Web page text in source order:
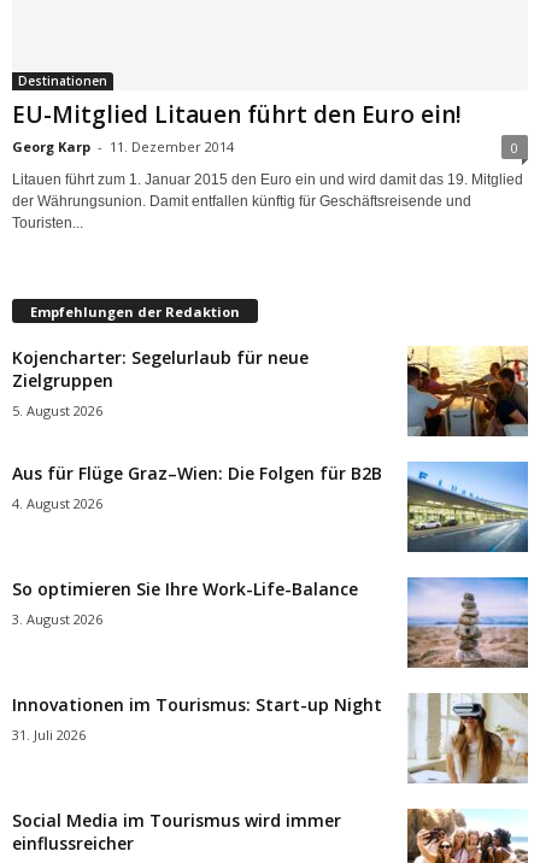
Destinationen
EU-Mitglied Litauen führt den Euro ein!
Georg Karp - 11. Dezember 2014 0
Litauen führt zum 1. Januar 2015 den Euro ein und wird damit das 19. Mitglied
der Währungsunion. Damit entfallen künftig für Geschäftsreisende und
Touristen...
Empfehlungen der Redaktion
Kojencharter: Segelurlaub für neue
Zielgruppen
5. August 2026
Aus für Flüge Graz–Wien: Die Folgen für B2B
4. August 2026
So optimieren Sie Ihre Work-Life-Balance
3. August 2026
Innovationen im Tourismus: Start-up Night
31. Juli 2026
Social Media im Tourismus wird immer
einflussreicher